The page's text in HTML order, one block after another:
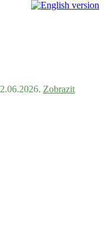
Zobrazit